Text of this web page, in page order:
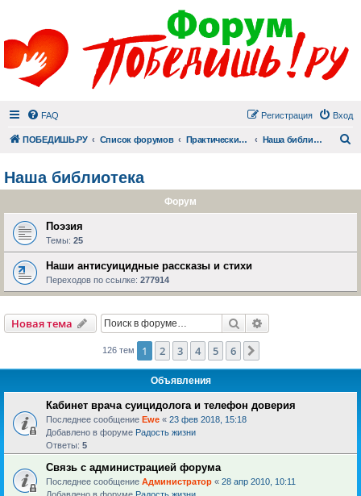
FAQ Вход
Регистрация
ПОБЕДИШЬ.РУ Список форумов Практический раздел Наша библиотека
Наша библиотека
Форум
Поэзия
Темы: 25
Наши антисуицидные рассказы и стихи
Переходов по ссылке: 277914
Новая тема Поиск
126 тем 1 2 3 4 5 6
Объявления
Кабинет врача суицидолога и телефон доверия
Последнее сообщение Ewe « 23 фев 2018, 15:18
Добавлено в форуме Радость жизни
Ответы: 5
Связь с администрацией форума
Последнее сообщение Администратор « 28 апр 2010, 10:11